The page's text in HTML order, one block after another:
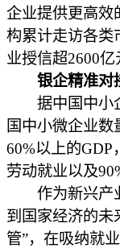
企业提供更高效
构累计走访各类
业授信超2600亿
银企精准对
据中国中小企
国中小微企业
60%以上的GDP
劳动就业以及
作为新兴产业
到国家经济的未
管”，在吸纳就